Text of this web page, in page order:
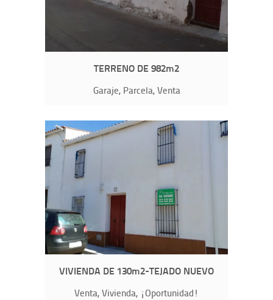
TERRENO DE 982m2
Garaje, Parcela, Venta
VIVIENDA DE 130m2-TEJADO NUEVO
Venta, Vivienda, ¡Oportunidad!